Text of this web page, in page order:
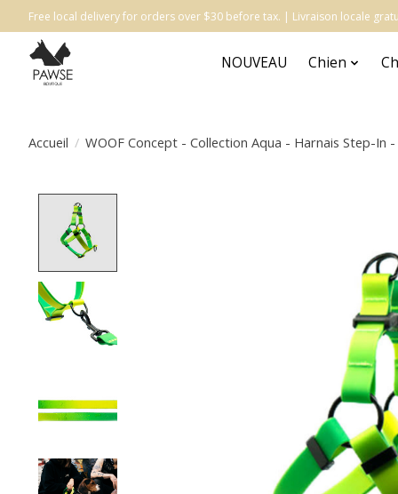
Free local delivery for orders over $30 before tax. | Livraison locale
NOUVEAU Chien
Accueil / WOOF Concept - Collection Aqua - Harnais Step-In